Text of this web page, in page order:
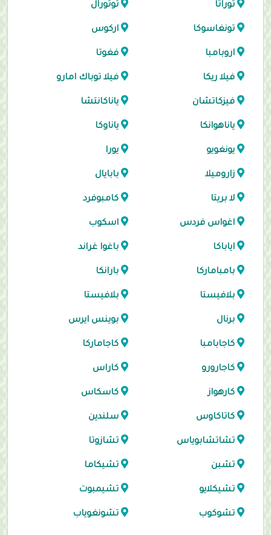
توراتا توتورال
تونغاسوكا اركوس
اروبامبا فغوتا
فيلا ريكا فيلا توباك امارو
فيزكاتشان ياناكانتشا
ياناهوانكا ياناوكا
يونغويو يورا
زاروميلا بابايال
لا بريتا كامبوفرد
اغواس فردس اسكوب
اياباكا باغوا غراند
بامباماركا بارانكا
بلافيستا بلافيستا
برنال بوينس ايرس
كاجابامبا كاجاماركا
كاجارورو كاراس
كارهواز كاسكاس
كاتاكاوس سلندين
تشاتشابوياس تشازوتا
تشبن تشيكاما
تشيكلايو تشيمبوت
تشوكوب تشونغوياب